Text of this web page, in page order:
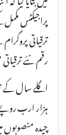
رقم نئے
اگلے سال کے
ہزار ارب
چیدہ